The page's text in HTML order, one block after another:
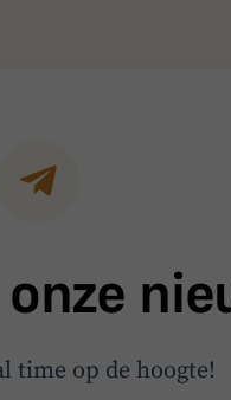
time op de hoogte!